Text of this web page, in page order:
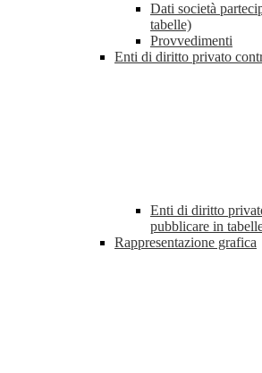
Dati società
tabelle)
Provvedimenti
Enti di diritto privato
Enti di diritto
pubblicare in
Rappresentazione grafica